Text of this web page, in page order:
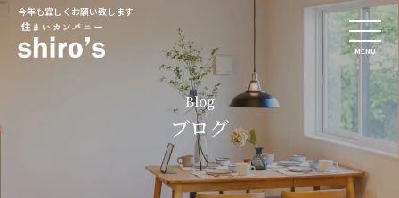
今年も宜しくお願い致します
MENU
Blog
ブログ